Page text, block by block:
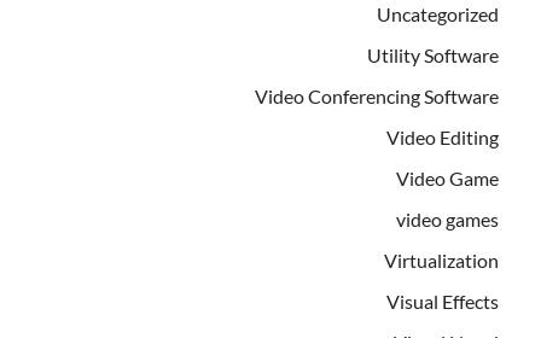
Uncategorized
Utility Software
Video Conferencing Software
Video Editing
Video Game
video games
Virtualization
Visual Effects